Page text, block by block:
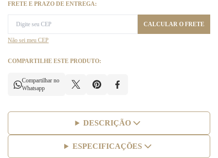
FRETE E PRAZO DE ENTREGA:
CALCULAR O FRETE
Não sei meu CEP
COMPARTILHE ESTE PRODUTO:
Compartilhar no
Whatsapp
DESCRIÇÃO
ESPECIFICAÇÕES